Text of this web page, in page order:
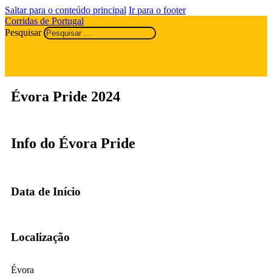
Saltar para o conteúdo principal Ir para o footer
Corridas de Portugal
Pesquisar
Évora Pride 2024
Info do Évora Pride
Data de Início
Localização
Évora